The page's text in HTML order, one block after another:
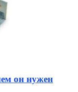
он нужен